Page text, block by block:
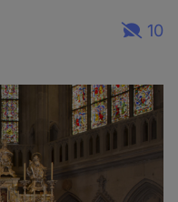
10